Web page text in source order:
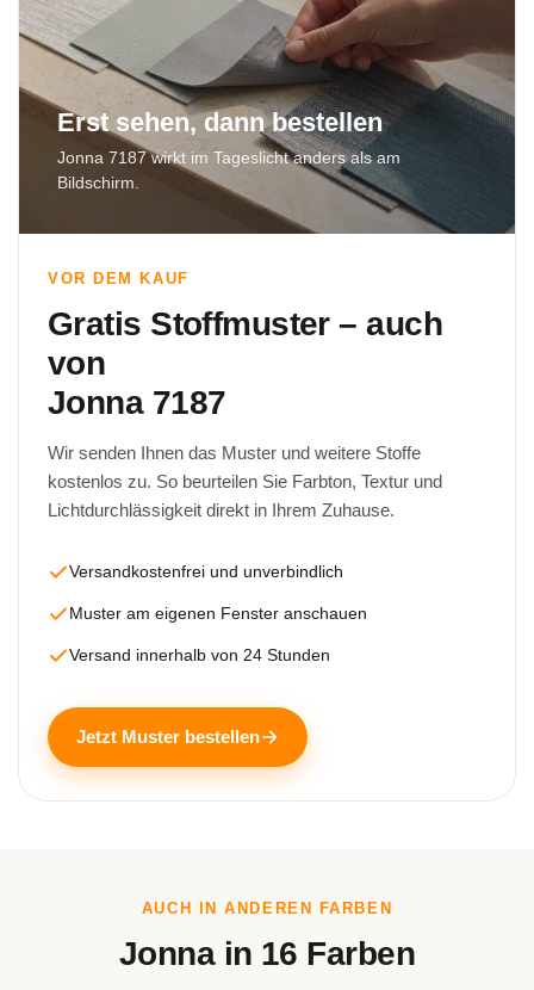
Erst sehen, dann bestellen
Jonna 7187 wirkt im Tageslicht anders als am
Bildschirm.
VOR DEM KAUF
Gratis Stoffmuster – auch
von
Jonna 7187
Wir senden Ihnen das Muster und weitere Stoffe
kostenlos zu. So beurteilen Sie Farbton, Textur und
Lichtdurchlässigkeit direkt in Ihrem Zuhause.
Versandkostenfrei und unverbindlich
Muster am eigenen Fenster anschauen
Versand innerhalb von 24 Stunden
Jetzt Muster bestellen
AUCH IN ANDEREN FARBEN
Jonna in 16 Farben